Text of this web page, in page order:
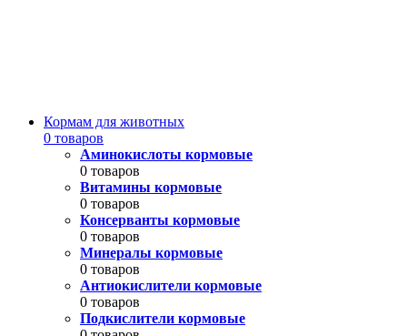
Кормам для животных
0 товаров
Аминокислоты кормовые
0 товаров
Витамины кормовые
0 товаров
Консерванты кормовые
0 товаров
Минералы кормовые
0 товаров
Антиокислители кормовые
0 товаров
Подкислители кормовые